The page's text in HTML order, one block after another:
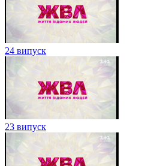
24 випуск
23 випуск